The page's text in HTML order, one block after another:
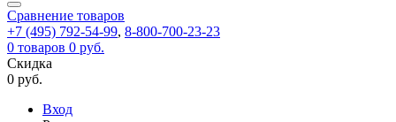
Запомнить
меня
Забыли
перейдя
по
которой
вы
новый
для
смены
пароля.
Сменить
пользовательского
соглашения
Сравнение товаров
+7 (495) 792-54-99, 8-800-700-23-23
0 товаров 0 руб.
Скидка
0 руб.
Вход